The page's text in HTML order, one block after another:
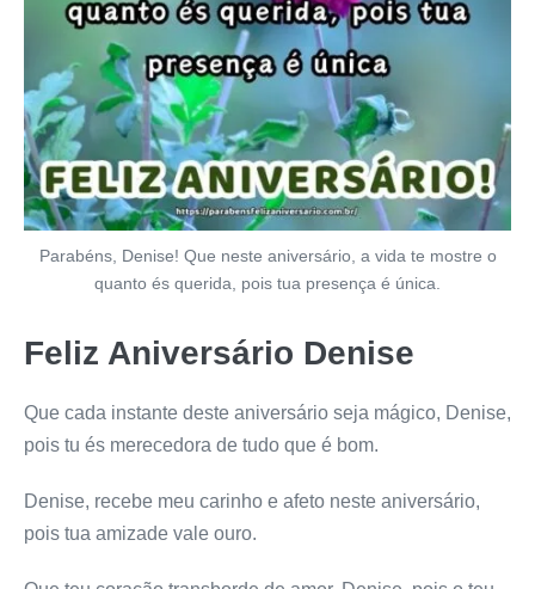
Parabéns, Denise! Que neste aniversário, a vida te mostre o
quanto és querida, pois tua presença é única.
Feliz Aniversário Denise
Que cada instante deste aniversário seja mágico, Denise,
pois tu és merecedora de tudo que é bom.
Denise, recebe meu carinho e afeto neste aniversário,
pois tua amizade vale ouro.